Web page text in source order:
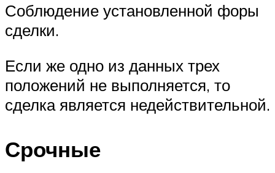
Соблюдение установленной форы
сделки.
Если же одно из данных трех
положений не выполняется, то
сделка является недействительной.
Срочные